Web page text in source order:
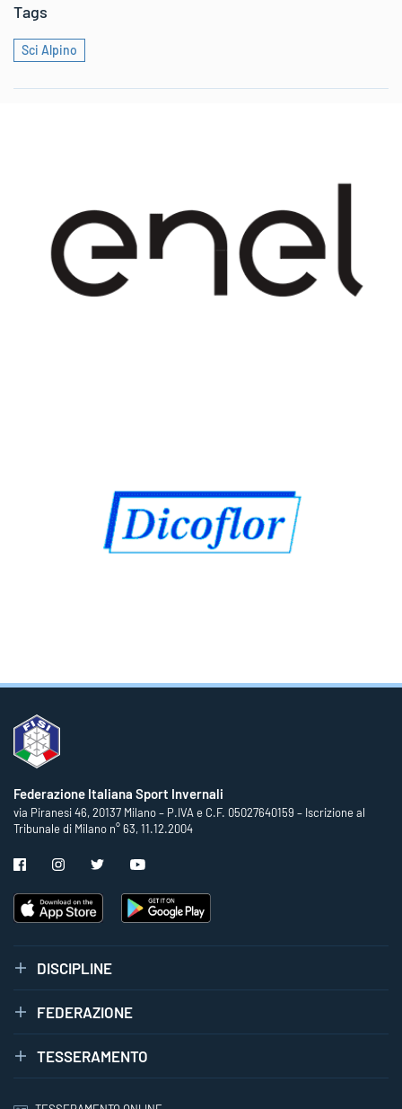
Tags
Sci Alpino
Federazione Italiana Sport Invernali
via Piranesi 46, 20137 Milano – P.IVA e C.F. 05027640159 – Iscrizione al
Tribunale di Milano n° 63, 11.12.2004
DISCIPLINE
FEDERAZIONE
TESSERAMENTO